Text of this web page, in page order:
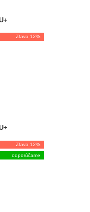
Zľava 12%
Zľava 12%
odporúčame